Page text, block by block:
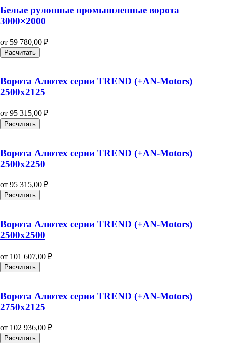
Белые рулонные промышленные ворота
3000×2000
от 59 780,00 ₽
Расчитать
Ворота Алютех серии TREND (+AN‑Motors)
2500х2125
от 95 315,00 ₽
Расчитать
Ворота Алютех серии TREND (+AN‑Motors)
2500х2250
от 95 315,00 ₽
Расчитать
Ворота Алютех серии TREND (+AN‑Motors)
2500х2500
от 101 607,00 ₽
Расчитать
Ворота Алютех серии TREND (+AN‑Motors)
2750х2125
от 102 936,00 ₽
Расчитать